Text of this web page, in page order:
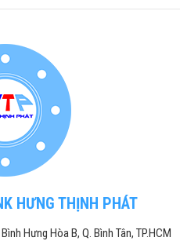
HƯNG THỊNH PHÁT
Hưng Hòa B, Q. Bình Tân, TP.HCM